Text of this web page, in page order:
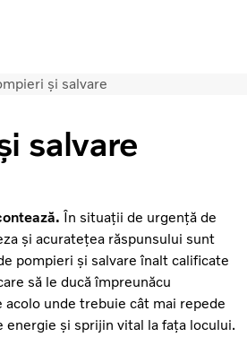
Volvo TrucksConectare
și salvare
salvare
În situații de urgență de
și acuratețea răspunsului sunt
pompieri și salvare înalt calificate
să le ducă împreunăcu
unde trebuie cât mai repede
energie și sprijin vital la fața locului.